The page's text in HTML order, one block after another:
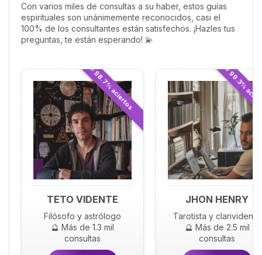
esa persona especial?
Con varios miles de consultas a su haber, estos guías
espirituales son unánimemente reconocidos, casi el
100% de los consultantes están satisfechos. ¡Hazles tus
preguntas, te están esperando! 💫
⭐ 98.7% aciertos
TETO VIDENTE
Filósofo y astrólogo
🔮 Más de 1.3 mil
consultas
⭐ 99.3%
JHON HENRY
Tarotista y clarividente
🔮 Más de 2.5 mil
consultas